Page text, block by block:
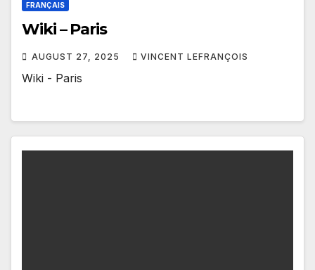
FRANÇAIS
Wiki – Paris
AUGUST 27, 2025 VINCENT LEFRANÇOIS
Wiki - Paris